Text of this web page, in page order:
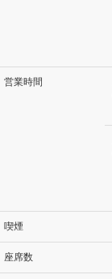
営業時間
喫煙
座席数